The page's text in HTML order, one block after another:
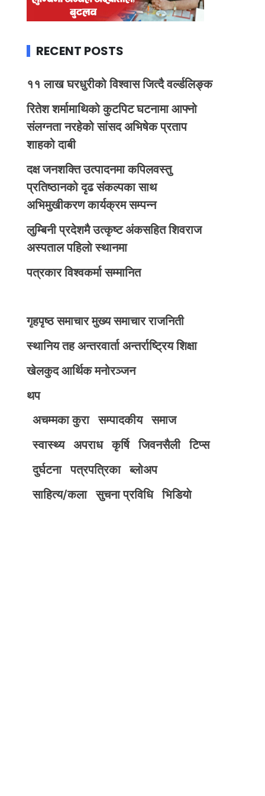
RECENT POSTS
११ लाख घरधुरीको विश्वास जित्दै वर्ल्डलिङ्क
रितेश शर्मामाथिको कुटपिट घटनामा आफ्नो
संलग्नता नरहेको सांसद अभिषेक प्रताप
शाहको दाबी
दक्ष जनशक्ति उत्पादनमा कपिलवस्तु
प्रतिष्ठानको दृढ संकल्पका साथ
अभिमुखीकरण कार्यक्रम सम्पन्न
लुम्बिनी प्रदेशमै उत्कृष्ट अंकसहित शिवराज
अस्पताल पहिलो स्थानमा
पत्रकार विश्वकर्मा सम्मानित
गृहपृष्ठ समाचार मुख्य समाचार राजनिती
स्थानिय तह अन्तरवार्ता अन्तर्राष्ट्रिय शिक्षा
खेलकुद आर्थिक मनोरञ्जन
थप
अचम्मका कुरा
सम्पादकीय
समाज
स्वास्थ्य
अपराध कृर्षि जिवनसैली
टिप्स
दुर्घटना
पत्रपत्रिका
ब्लोअप
साहित्य/कला
सुचना प्रविधि भिडियाे